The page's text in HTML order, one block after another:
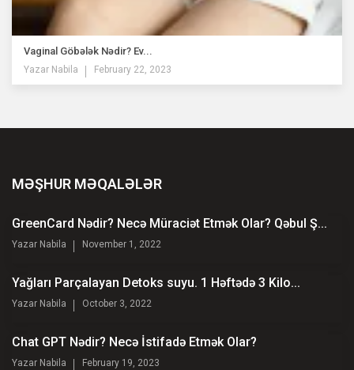
Vaginal Göbələk Nədir? Ev...
Yazar Nabila February 22, 2023
MƏŞHUR MƏQALƏLƏR
GreenCard Nədir? Necə Müraciət Etmək Olar? Qəbul Ş...
Yazar Nabila November 1, 2022
Yağları Parçalayan Detoks suyu. 1 Həftədə 3 Kilo...
Yazar Nabila October 3, 2022
Chat GPT Nədir? Necə İstifadə Etmək Olar?
Yazar Nabila February 19, 2023